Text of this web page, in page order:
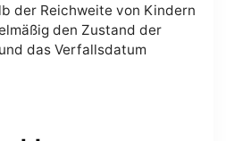
der Reichweite von Kindern
den Zustand der
das Verfallsdatum